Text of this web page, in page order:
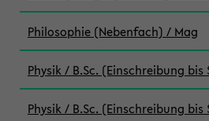
Philosophie (Nebenfach) / Mag
Physik / B.Sc. (Einschreibung bis
Physik / B.Sc. (Einschreibung bis